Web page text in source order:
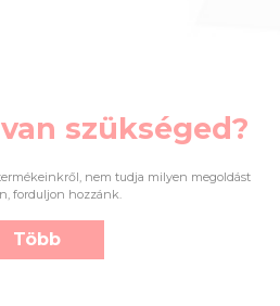
szükséged?
nem tudja milyen megoldást
forduljon hozzánk.
Több